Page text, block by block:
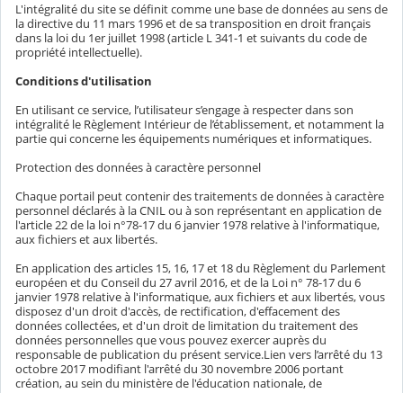
L'intégralité du site se définit comme une base de données au sens de
la directive du 11 mars 1996 et de sa transposition en droit français
dans la loi du 1er juillet 1998 (article L 341-1 et suivants du code de
propriété intellectuelle).
Conditions d'utilisation
En utilisant ce service, l’utilisateur s’engage à respecter dans son
intégralité le Règlement Intérieur de l’établissement, et notamment la
partie qui concerne les équipements numériques et informatiques.
Protection des données à caractère personnel
Chaque portail peut contenir des traitements de données à caractère
personnel déclarés à la CNIL ou à son représentant en application de
l'article 22 de la loi n°78-17 du 6 janvier 1978 relative à l'informatique,
aux fichiers et aux libertés.
En application des articles 15, 16, 17 et 18 du Règlement du Parlement
européen et du Conseil du 27 avril 2016, et de la Loi n° 78-17 du 6
janvier 1978 relative à l'informatique, aux fichiers et aux libertés, vous
disposez d'un droit d'accès, de rectification, d'effacement des
données collectées, et d'un droit de limitation du traitement des
données personnelles que vous pouvez exercer auprès du
responsable de publication du présent service.Lien vers l’arrêté du 13
octobre 2017 modifiant l'arrêté du 30 novembre 2006 portant
création, au sein du ministère de l'éducation nationale, de